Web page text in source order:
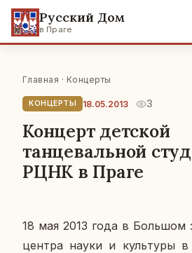
Русский Дом
в Праге
Главная · Концерты
КОНЦЕРТЫ 18.05.2013 3
Концерт детской
танцевальной
РЦНК в Праге
18 мая 2013 года в Боль­шом
центра науки и куль­ту­ры в